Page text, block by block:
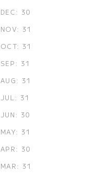
DEC: 30
NOV: 31
OCT: 31
SEP: 31
AUG: 31
JUL: 31
JUN: 30
MAY: 31
APR: 30
MAR: 31